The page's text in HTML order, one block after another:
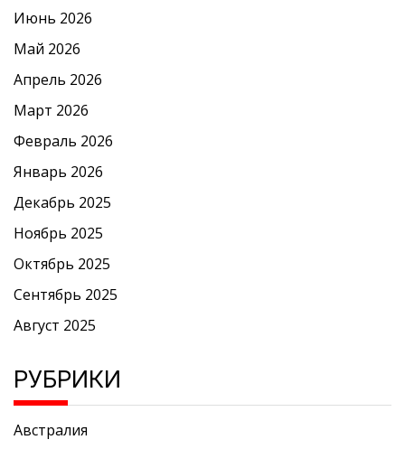
Июнь 2026
Май 2026
Апрель 2026
Март 2026
Февраль 2026
Январь 2026
Декабрь 2025
Ноябрь 2025
Октябрь 2025
Сентябрь 2025
Август 2025
РУБРИКИ
Австралия